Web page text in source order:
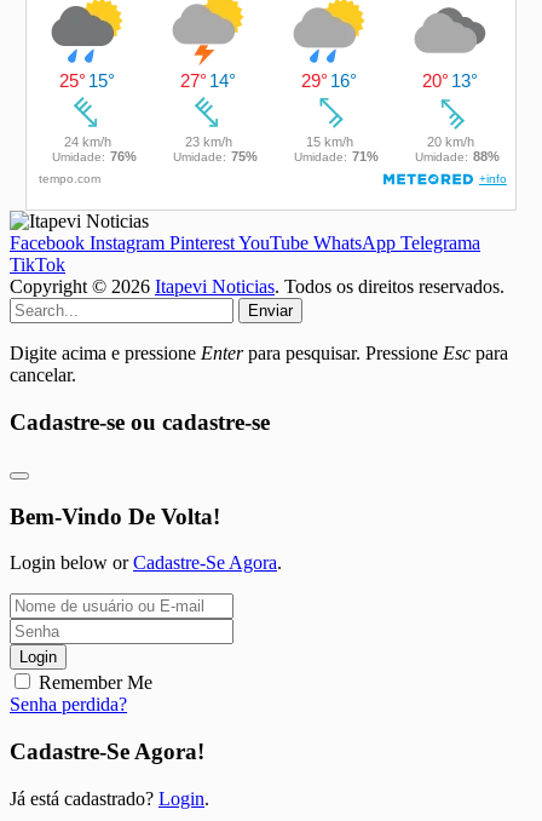
Facebook Instagram PinterestYouTube WhatsApp Telegrama
TikTok
Copyright © 2026 Itapevi Noticias. Todos os direitos reservados.
Enviar
Digite acima e pressione Enterpara pesquisar. Pressione Esc para
cancelar.
Cadastre-se ou cadastre-se
Bem-Vindo De Volta!
Login below orCadastre-Se Agora.
Login
Remember Me
Senha perdida?
Cadastre-Se Agora!
Já está cadastrado? Login.